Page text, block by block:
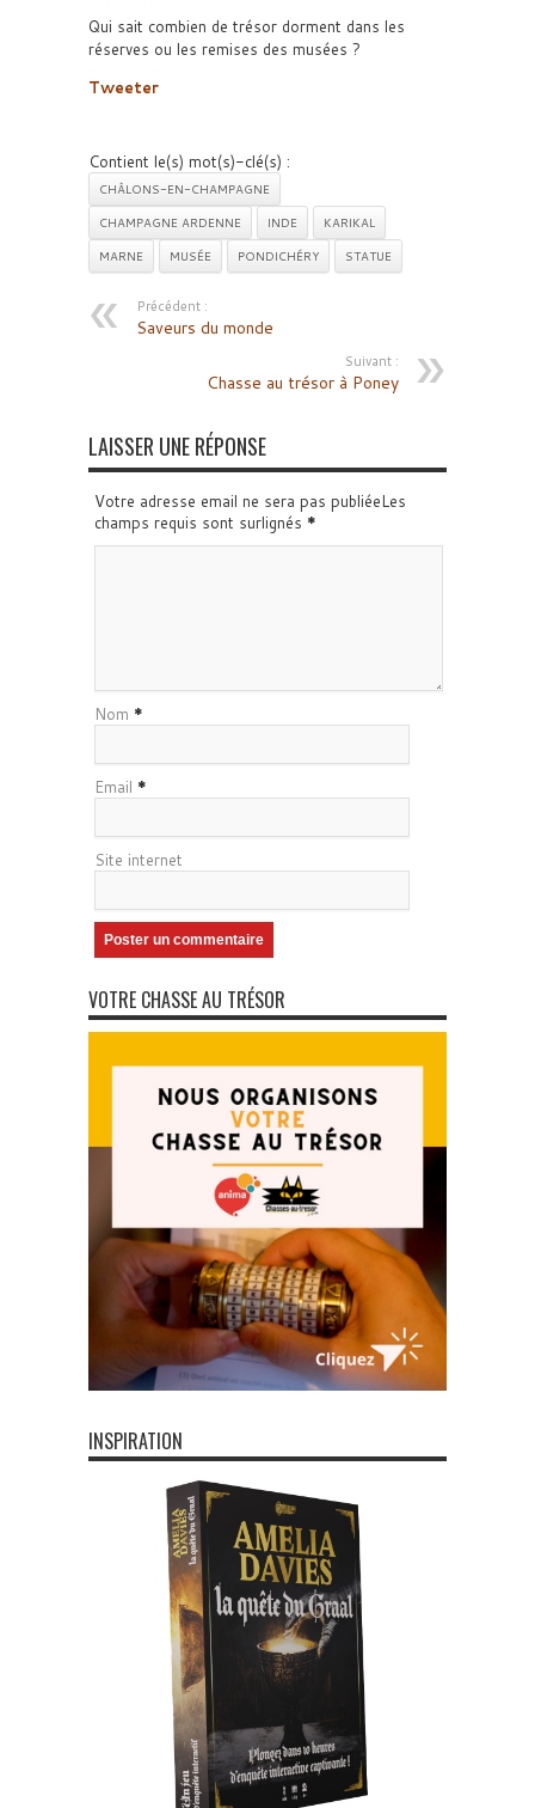
Qui sait combien de trésor dorment dans les
réserves ou les remises des musées ?
Tweeter
Contient le(s) mot(s)-clé(s) :
CHÂLONS-EN-CHAMPAGNE
CHAMPAGNE ARDENNE
INDE
KARIKAL
MARNE
MUSÉE PONDICHÉRY STATUE
Précédent :
Saveurs du monde
Suivant :
Chasse au trésor à Poney
LAISSER UNE RÉPONSE
Votre adresse email ne sera pas publiéeLes
champs requis sont surlignés *
Nom *
Email *
Site internet
VOTRE CHASSE AU TRÉSOR
INSPIRATION